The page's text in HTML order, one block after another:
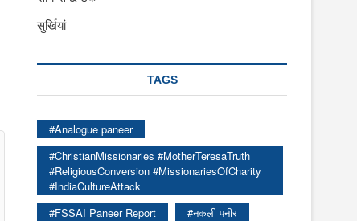
सुर्खियां
TAGS
#Analogue paneer
#ChristianMissionaries #MotherTeresaTruth
#ReligiousConversion #MissionariesOfCharity
#IndiaCultureAttack
#FSSAI Paneer Report
#नकली पनीर